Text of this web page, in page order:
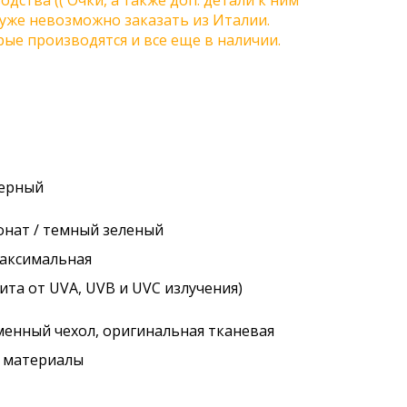
невозможно заказать из Италии.
производятся и все еще в наличии.
/ темный зеленый
от UVA, UVB и UVC излучения)
чехол, оригинальная тканевая